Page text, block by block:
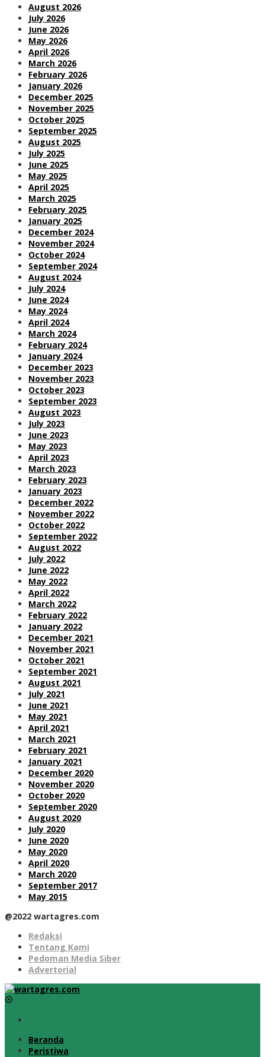
August 2026
July 2026
June 2026
May 2026
April 2026
March 2026
February 2026
January 2026
December 2025
November 2025
October 2025
September 2025
August 2025
July 2025
June 2025
May 2025
April 2025
March 2025
February 2025
January 2025
December 2024
November 2024
October 2024
September 2024
August 2024
July 2024
June 2024
May 2024
April 2024
March 2024
February 2024
January 2024
December 2023
November 2023
October 2023
September 2023
August 2023
July 2023
June 2023
May 2023
April 2023
March 2023
February 2023
January 2023
December 2022
November 2022
October 2022
September 2022
August 2022
July 2022
June 2022
May 2022
April 2022
March 2022
February 2022
January 2022
December 2021
November 2021
October 2021
September 2021
August 2021
July 2021
June 2021
May 2021
April 2021
March 2021
February 2021
January 2021
December 2020
November 2020
October 2020
September 2020
August 2020
July 2020
June 2020
May 2020
April 2020
March 2020
September 2017
May 2015
@2022 wartagres.com
Redaksi
Tentang Kami
Pedoman Media Siber
Advertorial
Beranda
Peristiwa